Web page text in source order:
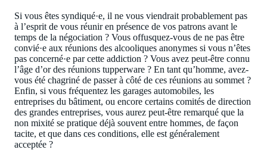
Si vous êtes syndiqué·e, il ne vous viendrait probablement pas
à l’esprit de vous réunir en présence de vos patrons avant le
temps de la négociation ? Vous offusquez-vous de ne pas être
convié·e aux réunions des alcooliques anonymes si vous n’êtes
pas concerné·e par cette addiction ? Vous avez peut-être connu
l’âge d’or des réunions tupperware ? En tant qu’homme, avez-
vous été chagriné de passer à côté de ces réunions au sommet ?
Enfin, si vous fréquentez les garages automobiles, les
entreprises du bâtiment, ou encore certains comités de direction
des grandes entreprises, vous aurez peut-être remarqué que la
non mixité se pratique déjà souvent entre hommes, de façon
tacite, et que dans ces conditions, elle est généralement
acceptée ?